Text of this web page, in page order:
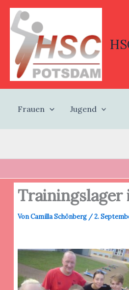
Zum
Inhalt
springen
Frauen Jugend
Trainingslager
VonCamilla Schönberg /2.